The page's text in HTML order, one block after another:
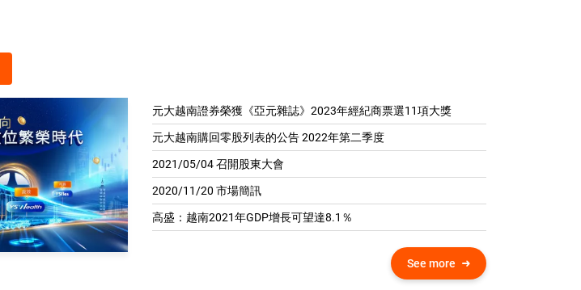
元大越南證券榮獲《亞元雜誌》2023年經紀商票選11項大獎
元大越南購回零股列表的公告 2022年第二季度
2021/05/04 召開股東大會
2020/11/20 市場簡訊
高盛：越南2021年GDP增​​長可望達8.1％
See more